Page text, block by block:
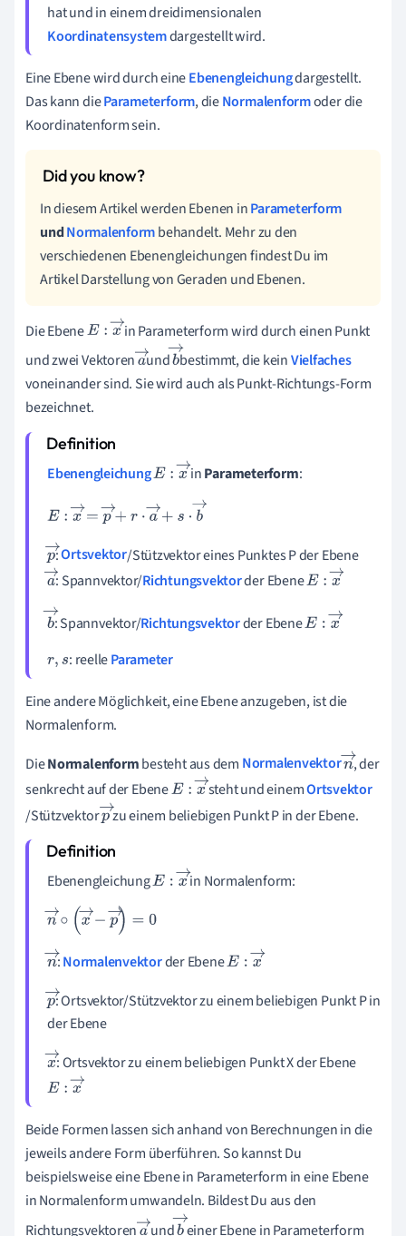
hat und in einem dreidimensionalen
Koordinatensystemdargestellt wird.
Eine Ebene wird durch eineEbenengleichungdargestellt.
Das kann dieParameterform, dieNormalenformoder die
Koordinatenform sein.
In diesem Artikel werden Ebenen inParameterform
undNormalenformbehandelt. Mehr zu den
verschiedenen Ebenengleichungen findest Du im
Artikel Darstellung von Geraden und Ebenen.
Die EbeneE:x → inParameterformwird durch einen Punkt
und zwei Vektorena
→
undb
→
bestimmt, die keinVielfaches
voneinander sind. Sie wird auch als Punkt-Richtungs-Form
bezeichnet.
EbenengleichungE:x → inParameterform:
E:x →=p→+r·a→ +s ·b→
p
→
:Ortsvektor/Stützvektor eines Punktes P der Ebene
a
→
: Spannvektor/Richtungsvektorder EbeneE:x →
b: Spannvektor/Richtungsvektorder EbeneE:x →
r,s : reelleParameter
Eine andere Möglichkeit, eine Ebene anzugeben, ist die
Normalenform.
DieNormalenformbesteht aus dem Normalenvektorn
→
, der
senkrecht auf der EbeneE:x → steht und einemOrtsvektor
/Stützvektorpzu einem beliebigen Punkt P in der Ebene.
EbenengleichungE:x → in Normalenform:
n→∘ x →- p→=0
n
→
:Normalenvektorder EbeneE:x →
p
→
:Ortsvektor/Stützvektor zu einem beliebigen Punkt P in
der Ebene
x
→
:Ortsvektorzu einem beliebigen Punkt X der Ebene
E:x →
Beide Formen lassen sich anhand von Berechnungen in die
jeweils andere Form überführen. So kannst Du
beispielsweise eine Ebene in Parameterform in eine Ebene
in Normalenform umwandeln. Bildest Du aus den
Richtungsvektoren und einer Ebene in Parameterform